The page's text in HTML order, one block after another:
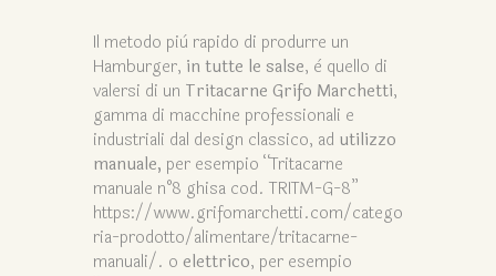
Il metodo più rapido di produrre un
Hamburger, in tutte le salse, è quello di
valersi di un Tritacarne Grifo Marchetti,
gamma di macchine professionali e
industriali dal design classico, ad utilizzo
manuale, per esempio “Tritacarne
manuale n°8 ghisa cod. TRITM-G-8”
https://www.grifomarchetti.com/catego
ria-prodotto/alimentare/tritacarne-
manuali/. o elettrico, per esempio